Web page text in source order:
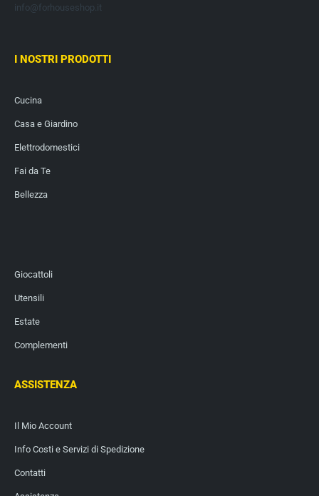
info@forhouseshop.it
I NOSTRI PRODOTTI
Cucina
Casa e Giardino
Elettrodomestici
Fai da Te
Bellezza
Giocattoli
Utensili
Estate
Complementi
ASSISTENZA
Il Mio Account
Info Costi e Servizi di Spedizione
Contatti